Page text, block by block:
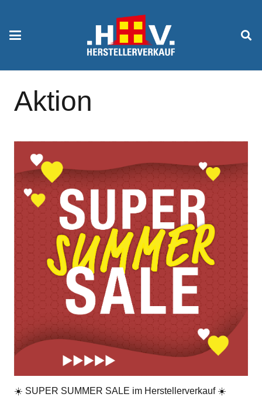
Aktion
☀️ SUPER SUMMER SALE im Herstellerverkauf ☀️